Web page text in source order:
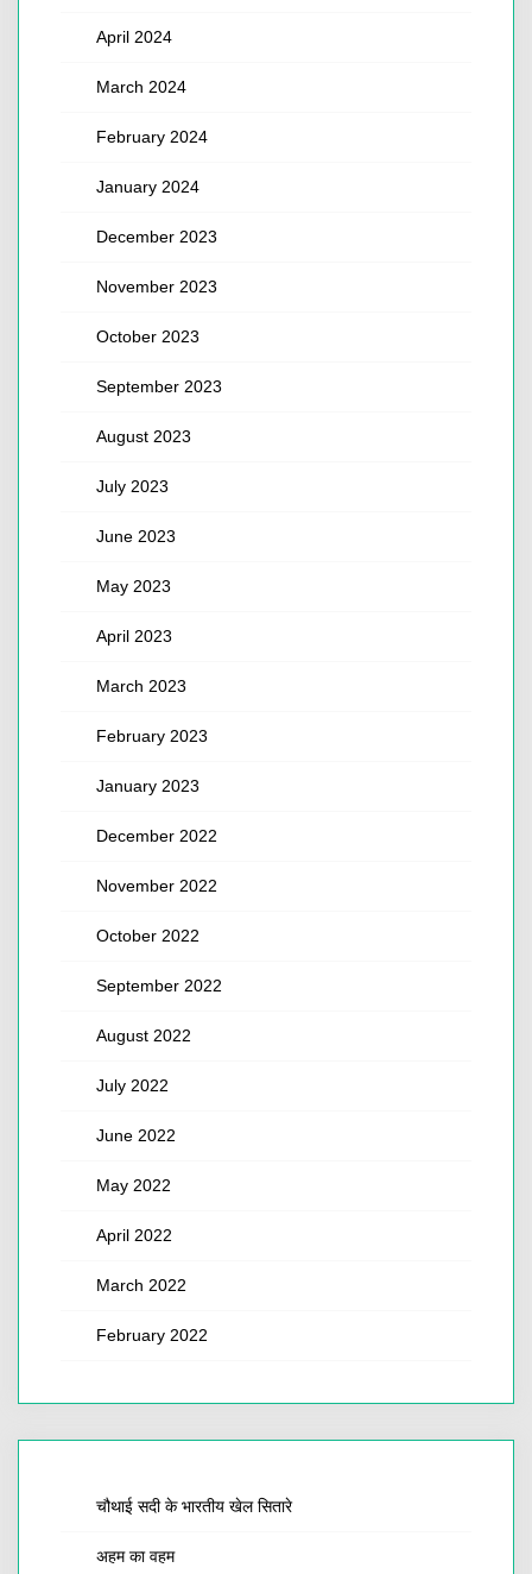
April 2024
March 2024
February 2024
January 2024
December 2023
November 2023
October 2023
September 2023
August 2023
July 2023
June 2023
May 2023
April 2023
March 2023
February 2023
January 2023
December 2022
November 2022
October 2022
September 2022
August 2022
July 2022
June 2022
May 2022
April 2022
March 2022
February 2022
चौथाई सदी के भारतीय खेल सितारे
अहम का वहम